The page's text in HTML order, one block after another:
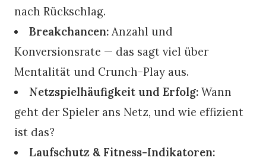
nach Rückschlag.
Breakchancen: Anzahl und
Konversionsrate — das sagt viel über
Mentalität und Crunch-Play aus.
Netzspielhäufigkeit und Erfolg: Wann
geht der Spieler ans Netz, und wie effizient
ist das?
Laufschutz & Fitness-Indikatoren: